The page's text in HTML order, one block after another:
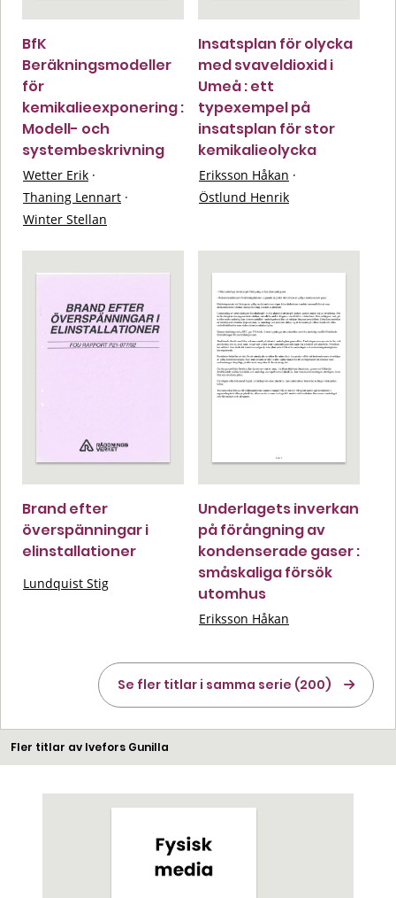
BfK
Beräkningsmodeller
för
kemikalieexponering :
Modell- och
systembeskrivning
Wetter Erik ·
Thaning Lennart ·
Winter Stellan
Insatsplan för olycka
med svaveldioxid i
Umeå : ett
typexempel på
insatsplan för stor
kemikalieolycka
Eriksson Håkan ·
Östlund Henrik
Brand efter
överspänningar i
elinstallationer
Lundquist Stig
Underlagets inverkan
på förångning av
kondenserade gaser :
småskaliga försök
utomhus
Eriksson Håkan
Se fler titlar i samma serie (200)
Fler titlar av Ivefors Gunilla